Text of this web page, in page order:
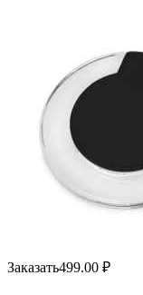
Заказать499.00 ₽